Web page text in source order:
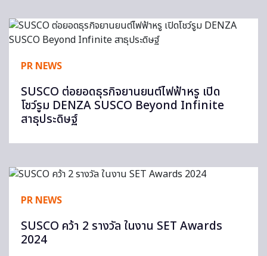
PR NEWS
SUSCO ต่อยอดธุรกิจยานยนต์ไฟฟ้าหรู เปิด
โชว์รูม DENZA SUSCO Beyond Infinite
สาธุประดิษฐ์
PR NEWS
SUSCO คว้า 2 รางวัล ในงาน SET Awards
2024